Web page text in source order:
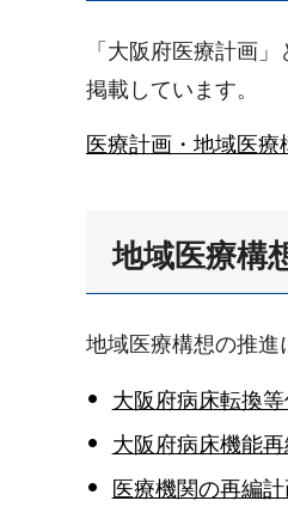
「大阪府医療計画
掲載しています。
医療計画・地域医
地域医療構
地域医療構想の推進
大阪府病床転換
大阪府病床機能
医療機関の再編